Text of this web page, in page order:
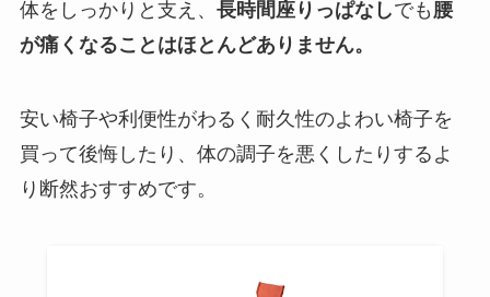
体をしっかりと支え、 長時間座りっぱなしでも 腰
が痛くなることはほとんどありません。
安い椅子や利便性がわるく耐久性のよわい椅子を
買って後悔したり、体の調子を悪くしたりするよ
り断然おすすめです。